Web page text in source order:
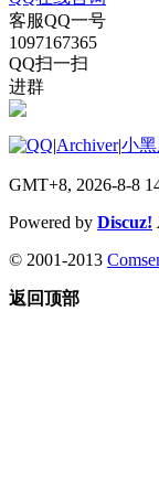
客服QQ一号
1097167365
QQ扫一扫
进群
|Archiver|小
GMT+8, 2026-8-8
Powered by Discuz!
© 2001-2013
返回顶部